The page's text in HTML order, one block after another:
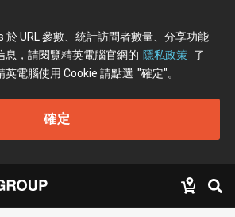
於 URL 參數、統計訪問者數量、分享功能
息，請閱覽精英電腦官網的 隱私政策 了
電腦使用 Cookie 請點選 "確定"。
確定